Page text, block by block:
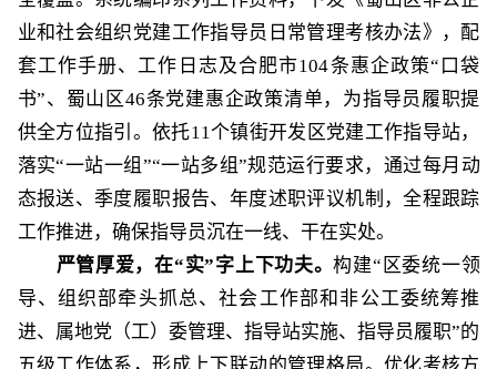
业和社会组织党建工作指导员日常管理考核办法》，配
套工作手册、工作日志及合肥市104条惠企政策“口袋
书”、蜀山区46条党建惠企政策清单，为指导员履职提
供全方位指引。依托11个镇街开发区党建工作指导站，
落实“一站一组”“一站多组”规范运行要求，通过每月动
态报送、季度履职报告、年度述职评议机制，全程跟踪
工作推进，确保指导员沉在一线、干在实处。
严管厚爱，在“实”字上下功夫。构建“区委统一领
导、组织部牵头抓总、社会工作部和非公工委统筹推
进、属地党（工）委管理、指导站实施、指导员履职”的